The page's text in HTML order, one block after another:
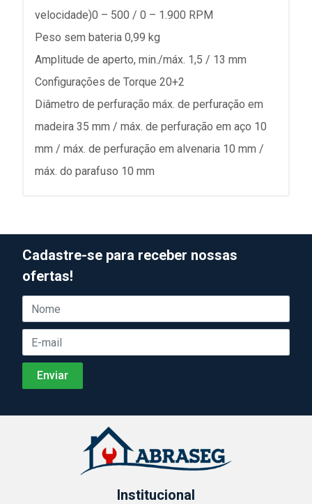
velocidade)0 – 500 / 0 – 1.900 RPM
Peso sem bateria 0,99 kg
Amplitude de aperto, min./máx. 1,5 / 13 mm
Configurações de Torque 20+2
Diâmetro de perfuração máx. de perfuração em
madeira 35 mm / máx. de perfuração em aço 10
mm / máx. de perfuração em alvenaria 10 mm /
máx. do parafuso 10 mm
Cadastre-se para receber nossas
ofertas!
Institucional